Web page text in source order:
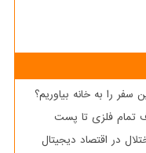
را به خانه بیاوریم؟
تمام فلزی تا پست
در اقتصاد دیجیتال